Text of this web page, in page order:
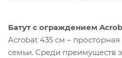
Батут с ограждением
Acrobat 435 см –
семьи. Среди преимуществ